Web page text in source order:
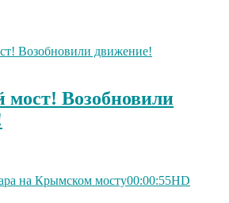
Возобновили
00:00:55HD